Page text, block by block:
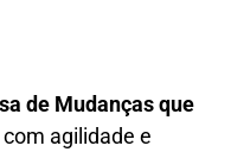
de Mudanças que
com agilidade e